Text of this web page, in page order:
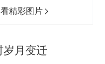
精彩图片
月变迁